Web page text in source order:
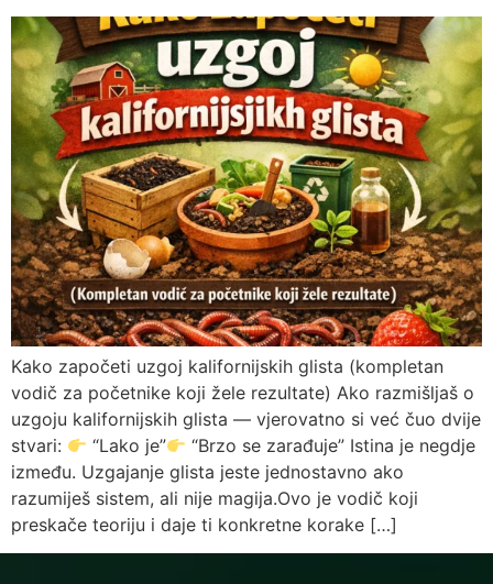
Kako započeti uzgoj kalifornijskih glista (kompletan
vodič za početnike koji žele rezultate) Ako razmišljaš o
uzgoju kalifornijskih glista — vjerovatno si već čuo dvije
stvari:
“Lako je”
“Brzo se zarađuje” Istina je negdje
između. Uzgajanje glista jeste jednostavno ako
razumiješ sistem, ali nije magija.Ovo je vodič koji
preskače teoriju i daje ti konkretne korake […]